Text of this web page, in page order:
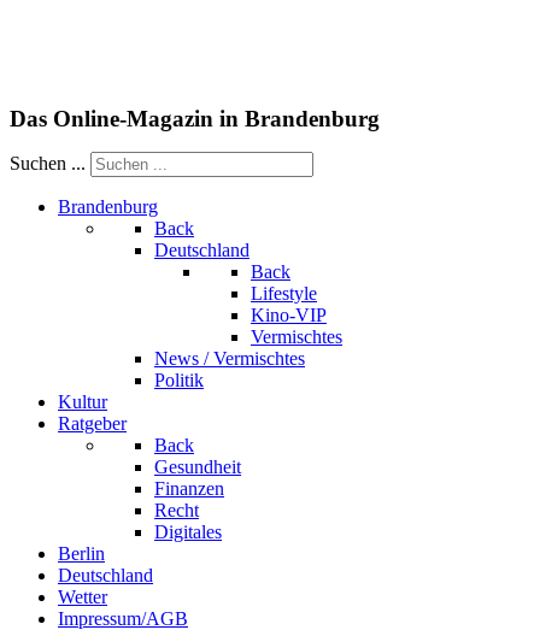
Das Online-Magazin in Brandenburg
Suchen ...
Brandenburg
Back
Deutschland
Back
Lifestyle
Kino-VIP
Vermischtes
News / Vermischtes
Politik
Kultur
Ratgeber
Back
Gesundheit
Finanzen
Recht
Digitales
Berlin
Deutschland
Wetter
Impressum/AGB